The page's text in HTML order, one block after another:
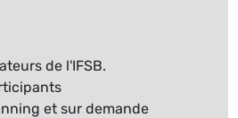
de l'IFSB.
et sur demande